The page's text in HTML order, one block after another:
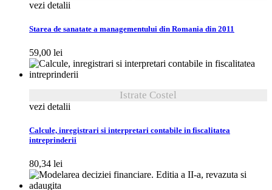
vezi detalii
Starea de sanatate a managementului din Romania din 2011
59,00 lei
Istrate Costel
vezi detalii
Calcule, inregistrari si interpretari contabile in fiscalitatea
intreprinderii
80,34 lei